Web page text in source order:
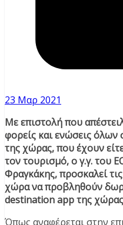
23 Μαρ 2021
Με επιστολή που
φορείς και ενώσεις
της χώρας, που έχουν
τον τουρισμό, ο γ.γ. του
Φραγκάκης, προσκαλεί
χώρα να προβληθούν
destination app της
Όπως αναφέρεται στην